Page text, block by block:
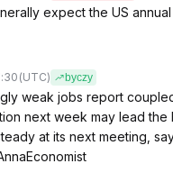
expect the US
(UTC) byczy
weak jobs report
next week may lead the
at its next meeting,